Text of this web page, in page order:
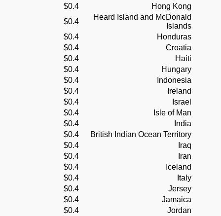
Hong Kong
$0.4
Heard Island and McDonald
Islands
$0.4
Honduras
$0.4
Croatia
$0.4
Haiti
$0.4
Hungary
$0.4
Indonesia
$0.4
Ireland
$0.4
Israel
$0.4
Isle of Man
$0.4
India
$0.4
British Indian Ocean Territory
$0.4
Iraq
$0.4
Iran
$0.4
Iceland
$0.4
Italy
$0.4
Jersey
$0.4
Jamaica
$0.4
Jordan
$0.4